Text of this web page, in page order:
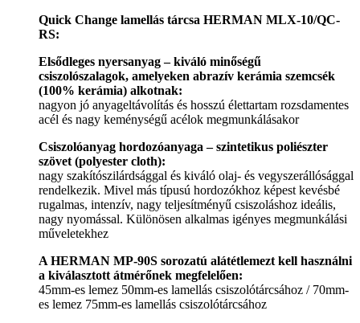
Quick Change lamellás tárcsa HERMAN MLX-10/QC-
RS:
Elsődleges nyersanyag – kiváló minőségű
csiszolószalagok, amelyeken abrazív kerámia szemcsék
(100% kerámia) alkotnak:
nagyon jó anyageltávolítás és hosszú élettartam rozsdamentes
acél és nagy keménységű acélok megmunkálásakor
Csiszolóanyag hordozóanyaga – szintetikus poliészter
szövet (polyester cloth):
nagy szakítószilárdsággal és kiváló olaj- és vegyszerállósággal
rendelkezik. Mivel más típusú hordozókhoz képest kevésbé
rugalmas, intenzív, nagy teljesítményű csiszoláshoz ideális,
nagy nyomással. Különösen alkalmas igényes megmunkálási
műveletekhez
A HERMAN MP-90S sorozatú alátétlemezt kell használni
a kiválasztott átmérőnek megfelelően:
45mm-es lemez 50mm-es lamellás csiszolótárcsához / 70mm-
es lemez 75mm-es lamellás csiszolótárcsához